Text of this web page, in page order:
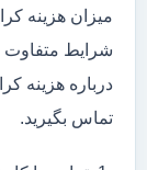
میزان هزینه
شرایط متفاوت
درباره هزینه
تماس بگیرید.